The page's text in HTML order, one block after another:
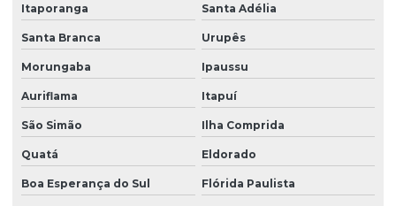
Itaporanga Santa Adélia
Santa Branca Urupês
Morungaba Ipaussu
Auriflama Itapuí
São Simão Ilha Comprida
Quatá Eldorado
Boa Esperança do Sul Flórida Paulista